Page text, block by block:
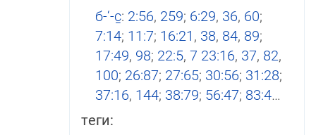
б-‘-с̱: 2:56, 259; 6:29, 36, 60;
7:14; 11:7; 16:21, 38, 84, 89;
17:49, 98; 22:5, 7 23:16, 37, 82,
100; 26:87; 27:65; 30:56; 31:28;
37:16, 144; 38:79; 56:47; 83:4…
теги: